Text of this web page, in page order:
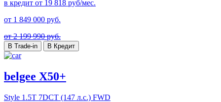
в кредит от 19 818 руб/мес.
от 1 849 000 руб.
от 2 199 990 руб.
В Trade-in В Кредит
belgee X50+
Style 1.5T 7DCT (147 л.с.) FWD